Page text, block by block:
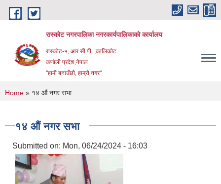
Skip to main content
रास्कोट नगरपालिका नगरकार्यपालिकाको कार्यालय
रास्कोट-५, आर.सी.पी. ,कालिकोट
कर्णाली प्रदेश,नेपाल
"हामी बनाउँछौ, हाम्रो नगर"
You are here
Home » १४ औं नगर सभा
१४ औं नगर सभा
Submitted on: Mon, 06/24/2024 - 16:03